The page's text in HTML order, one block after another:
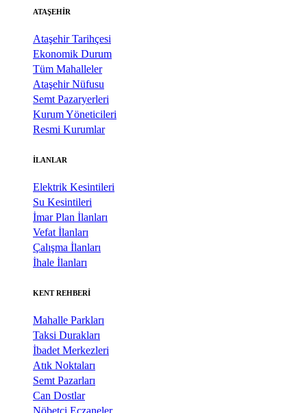
ATAŞEHİR
Ataşehir Tarihçesi
Ekonomik Durum
Tüm Mahalleler
Ataşehir Nüfusu
Semt Pazaryerleri
Kurum Yöneticileri
Resmi Kurumlar
İLANLAR
Elektrik Kesintileri
Su Kesintileri
İmar Plan İlanları
Vefat İlanları
Çalışma İlanları
İhale İlanları
KENT REHBERİ
Mahalle Parkları
Taksi Durakları
İbadet Merkezleri
Atık Noktaları
Semt Pazarları
Can Dostlar
Nöbetçi Eczaneler